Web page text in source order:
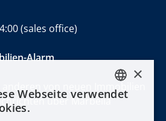
(sales office)
Alarm
von neuen Immobilien
über MarbellaENGLISH
×
Webseite verwendet